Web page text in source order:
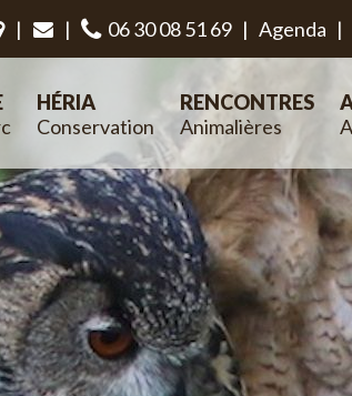
| | 06 30 08 51 69 | Agenda |
HÉRIA
Conservation
RENCONTRES
Animalières